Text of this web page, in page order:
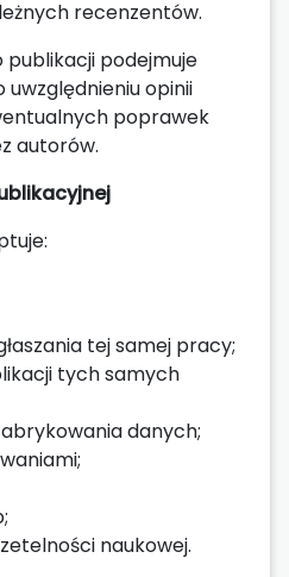
recenzentów.
podejmuje
opinii
poprawek
autorów.
tej samej pracy;
tych samych
danych;
naukowej.